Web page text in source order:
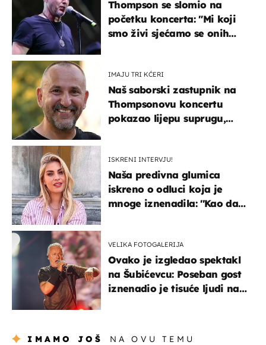
Thompson se slomio na
početku koncerta: "Mi koji
smo živi sjećamo se onih
IMAJU TRI KĆERI
Naš saborski zastupnik na
Thompsonovu koncertu
pokazao lijepu suprugu,
ISKRENI INTERVJU!
Naša predivna glumica
iskreno o odluci koja je
mnoge iznenadila: ''Kao da
VELIKA FOTOGALERIJA
Ovako je izgledao spektakl
na Šubićevcu: Poseban gost
iznenadio je tisuće ljudi na
IMAMO JOŠ NA OVU TEMU